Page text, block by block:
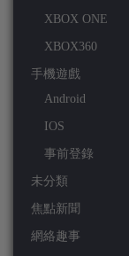
XBOX ONE
XBOX360
手機遊戲
Android
IOS
事前登錄
未分類
焦點新聞
網絡趣事